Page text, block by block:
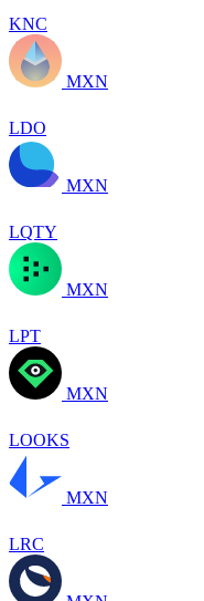
KNC
MXN
LDO
MXN
LQTY
MXN
LPT
MXN
LOOKS
MXN
LRC